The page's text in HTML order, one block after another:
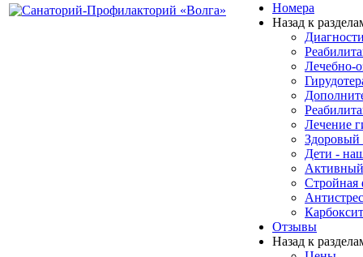
Номера
Назад к
Лечебно-
Лечение
Дети -
Стройная
Отзывы
Назад к